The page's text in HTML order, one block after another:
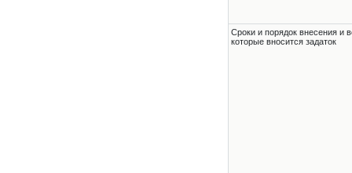
Сроки и порядок внесения и
которые вносится задаток